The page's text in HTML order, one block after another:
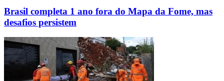
Brasil completa 1 ano fora do Mapa da Fome, mas
desafios persistem